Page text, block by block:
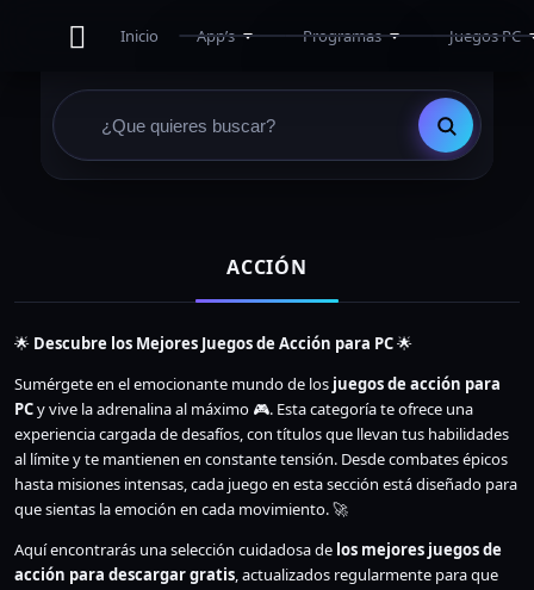
Inicio
App’s
Juegos APK
Programas
Activadores
Antivirus y Antimalware
Diseño y Edicion
3D
Programación
Utilidades
Juegos PC
Altos
Medios
Bajos
ACCIÓN
🌟 Descubre los Mejores Juegos de Acción para PC🌟
Sumérgete en el emocionante mundo de los juegos de acción para
PCy vive la adrenalina al máximo 🎮. Esta categoría te ofrece una
experiencia cargada de desafíos, con títulos que llevan tus habilidades
al límite y te mantienen en constante tensión. Desde combates épicos
hasta misiones intensas, cada juego en esta sección está diseñado para
que sientas la emoción en cada movimiento. 🚀
Aquí encontrarás una selección cuidadosa de los mejores juegos de
acción para descargar gratis, actualizados regularmente para que